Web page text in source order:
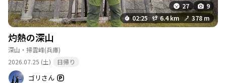
27
9
02:25
6.4 km 378 m
灼熱の深山
深山・掃雲峰(兵庫)
2026.07.25 (土)
日帰り
ゴリさん